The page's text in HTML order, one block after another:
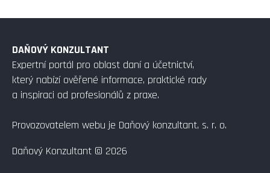
DAŇOVÝ KONZULTANT
Expertní portál pro oblast daní a účetnictví,
který nabízí ověřené informace, praktické rady
a inspiraci od profesionálů z praxe.
Provozovatelem webu je Daňový konzultant, s. r. o.
Daňový Konzultant © 2026